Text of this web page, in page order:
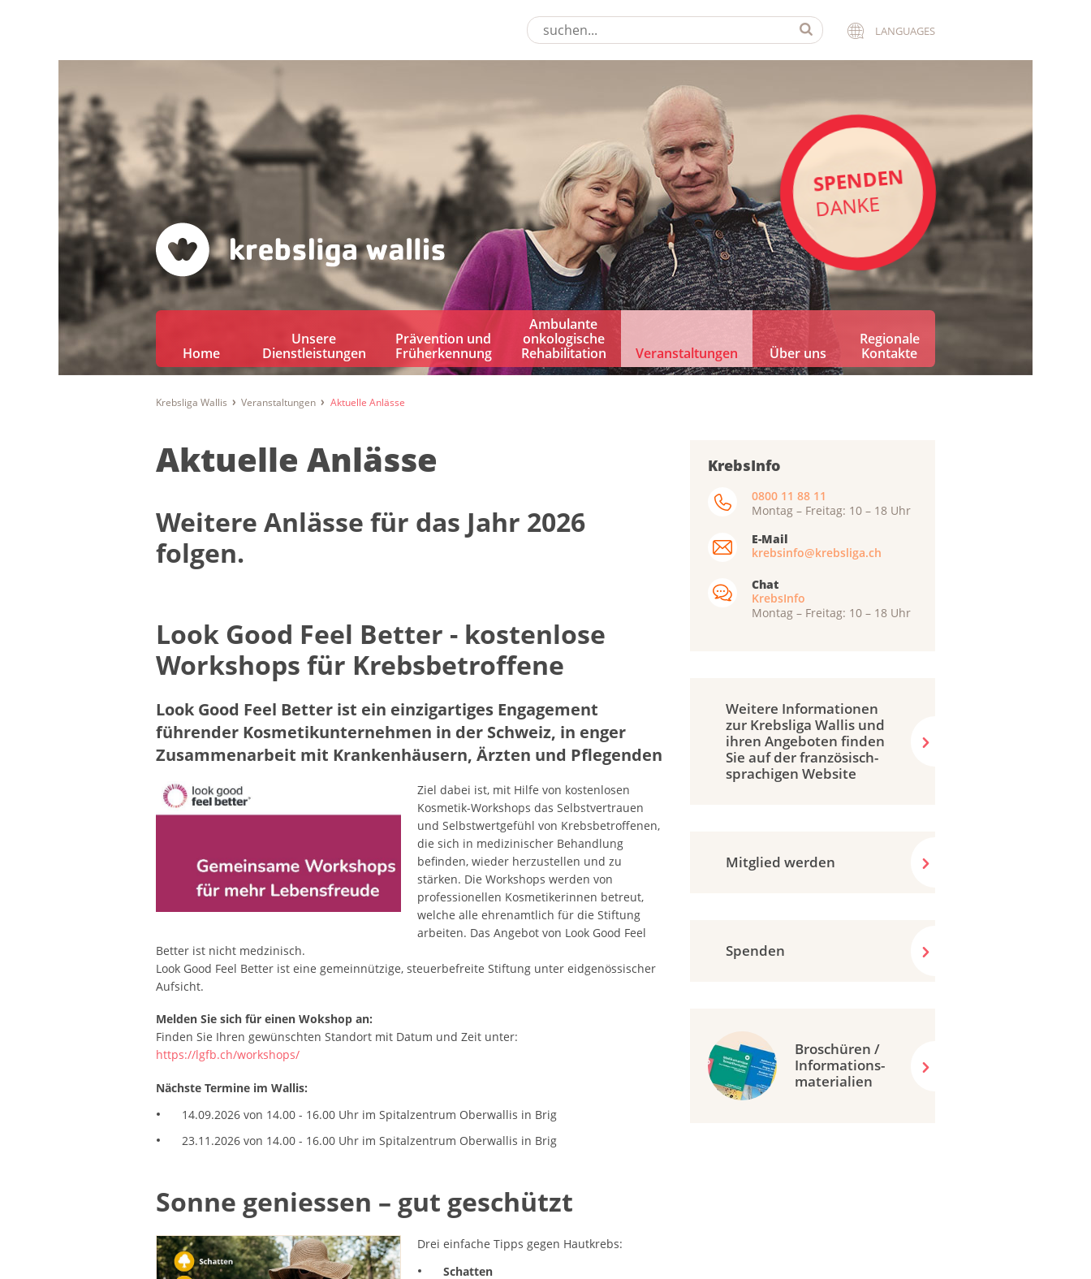
LANGUAGES
SPENDEN
DANKE
Home
Unsere
Dienstleistungen
Prävention und
Früherkennung
Ambulante
onkologische
Rehabilitation
Veranstaltungen Über uns
Regionale
Kontakte
Krebsliga Wallis Veranstaltungen Aktuelle Anlässe
Aktuelle Anlässe
Weitere Anlässe für das Jahr 2026
folgen.
Look Good Feel Better - kostenlose
Workshops für Krebsbetroffene
Look Good Feel Better ist ein einzigartiges Engagement
führender Kosmetikunternehmen in der Schweiz, in enger
Zusammenarbeit mit Krankenhäusern, Ärzten und Pflegenden
Ziel dabei ist, mit Hilfe von kostenlosen
Kosmetik-Workshops das Selbstvertrauen
und Selbstwertgefühl von Krebsbetroffenen,
die sich in medizinischer Behandlung
befinden, wieder herzustellen und zu
stärken. Die Workshops werden von
professionellen Kosmetikerinnen betreut,
welche alle ehrenamtlich für die Stiftung
arbeiten. Das Angebot von Look Good Feel
Better ist nicht medzinisch.
Look Good Feel Better ist eine gemeinnützige, steuerbefreite Stiftung unter eidgenössischer
Aufsicht.
Melden Sie sich für einen Wokshop an:
Finden Sie Ihren gewünschten Standort mit Datum und Zeit unter:
https://lgfb.ch/workshops/
Nächste Termine im Wallis:
14.09.2026 von 14.00 - 16.00 Uhr im Spitalzentrum Oberwallis in Brig
23.11.2026 von 14.00 - 16.00 Uhr im Spitalzentrum Oberwallis in Brig
Sonne geniessen – gut geschützt
Drei einfache Tipps gegen Hautkrebs:
Schatten
KrebsInfo
0800 11 88 11
Montag – Freitag: 10 – 18 Uhr
E-Mail
krebsinfo@krebsliga.ch
Chat
KrebsInfo
Montag – Freitag: 10 – 18 Uhr
Weitere Informationen
zur Krebsliga Wallis und
ihren Angeboten finden
Sie auf der französisch­
sprachigen Website
Mitglied werden
Spenden
Broschüren /
Informations-
materialien